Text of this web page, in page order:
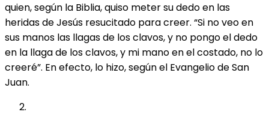
quien, según la Biblia, quiso meter su dedo en las
heridas de Jesús resucitado para creer. “Si no veo en
sus manos las llagas de los clavos, y no pongo el dedo
en la llaga de los clavos, y mi mano en el costado, no lo
creeré”. En efecto, lo hizo, según el Evangelio de San
Juan.